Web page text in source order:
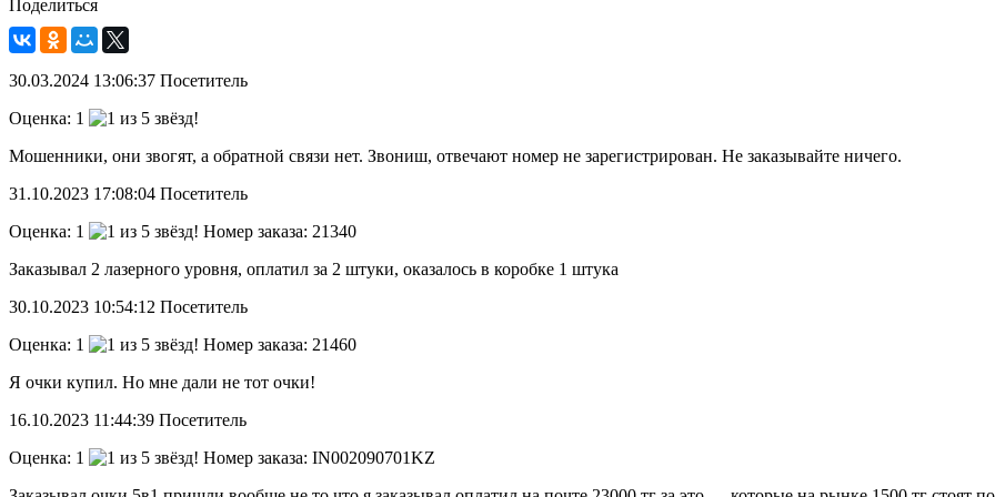
Поделиться
30.03.2024 13:06:37 Посетитель
Оценка: 1
Мошенники, они звогят, а обратной связи нет. Звониш, отвечают номер не зарегистрирован. Не заказывайте ничего.
31.10.2023 17:08:04 Посетитель
Оценка: 1
Номер заказа: 21340
Заказывал 2 лазерного уровня, оплатил за 2 штуки, оказалось в коробке 1 штука
30.10.2023 10:54:12 Посетитель
Оценка: 1
Номер заказа: 21460
Я очки купил. Но мне дали не тот очки!
16.10.2023 11:44:39 Посетитель
Оценка: 1
Номер заказа: IN002090701KZ